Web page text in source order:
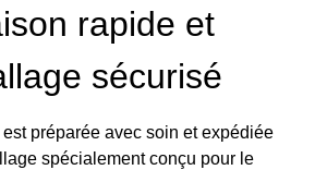
rapide et
sécurisé
préparée avec soin et expédiée
spécialement conçu pour le